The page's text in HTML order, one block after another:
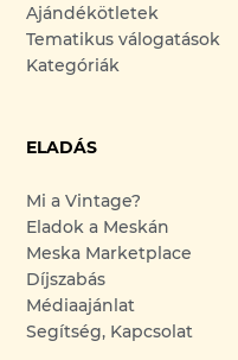
Ajándékötletek
Tematikus válogatások
Kategóriák
ELADÁS
Mi a Vintage?
Eladok a Meskán
Meska Marketplace
Díjszabás
Médiaajánlat
Segítség, Kapcsolat